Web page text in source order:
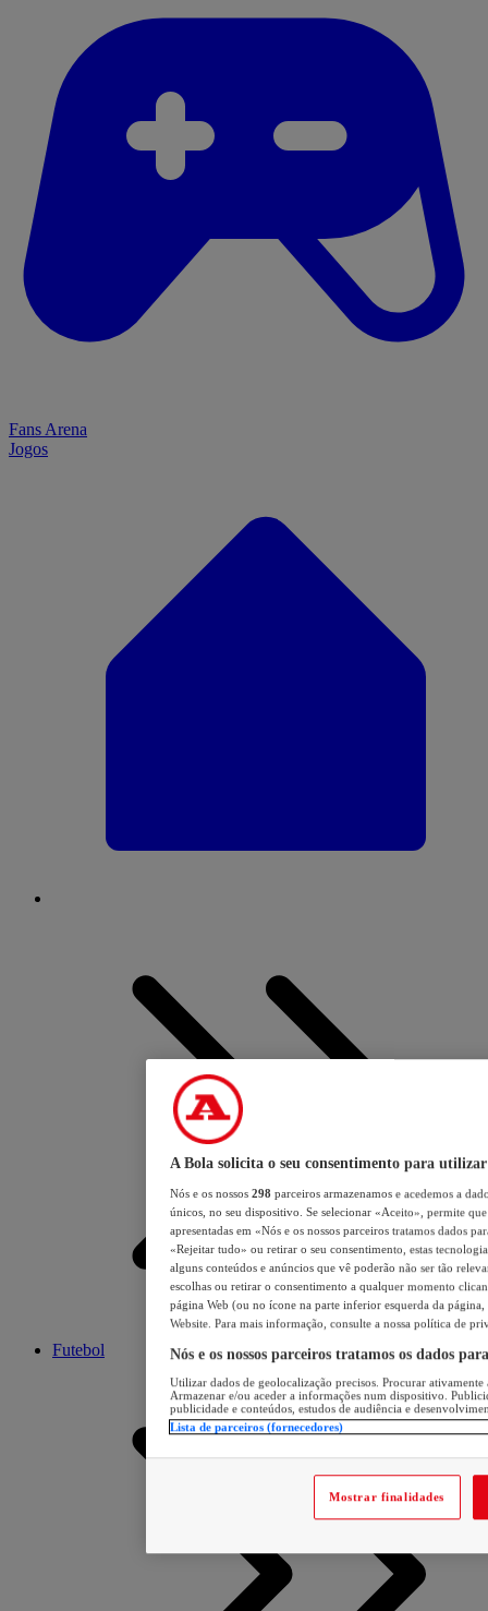
Fans Arena
Jogos
Futebol
A Bola solicita o seu consentimento para utilizar
Nós e os nossos 298 parceiros armazenamos e acedemos a
únicos, no seu dispositivo. Se selecionar «Aceito», permite
apresentadas em «Nós e os nossos parceiros tratamos dados
«Rejeitar tudo» ou retirar o seu consentimento, estas
alguns conteúdos e anúncios que vê poderão não ser tão
escolhas ou retirar o consentimento a qualquer momento
página Web (ou no ícone na parte inferior esquerda da página,
Website. Para mais informação, consulte a nossa política de
Nós e os nossos parceiros tratamos os dados
Utilizar dados de geolocalização precisos. Procurar
Armazenar e/ou aceder a informações num dispositivo.
publicidade e conteúdos, estudos de audiência e
Lista de parceiros (fornecedores)
Mostrar finalidades